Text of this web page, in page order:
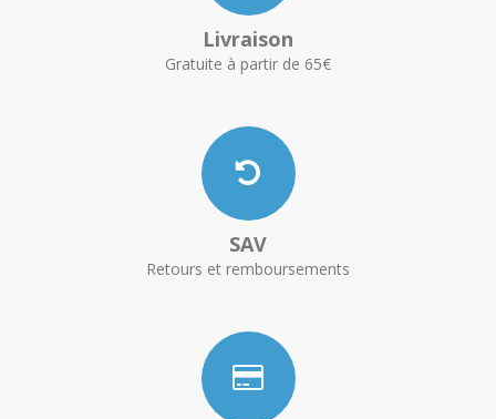
Livraison
Gratuite à partir de 65€
SAV
Retours et remboursements